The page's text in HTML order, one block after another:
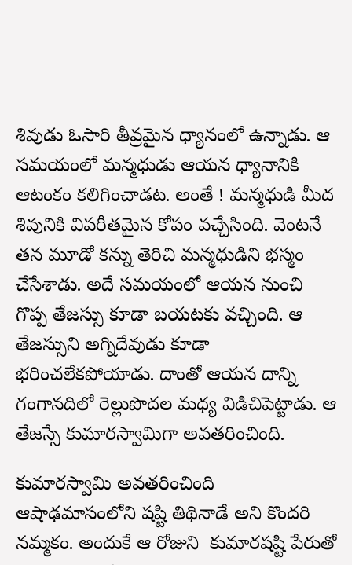
శివుడు ఓసారి తీవ్రమైన ధ్యానంలో ఉన్నాడు. ఆ
సమయంలో మన్మధుడు ఆయన ధ్యానానికి
ఆటంకం కలిగించాడట. అంతే ! మన్మధుడి మీద
శివునికి విపరీతమైన కోపం వచ్చేసింది. వెంటనే
తన మూడో కన్ను తెరిచి మన్మధుడిని భస్మం
చేసేశాడు. అదే సమయంలో ఆయన నుంచి
గొప్ప తేజస్సు కూడా బయటకు వచ్చింది. ఆ
తేజస్సుని అగ్నిదేవుడు కూడా
భరించలేకపోయాడు. దాంతో ఆయన దాన్ని
గంగానదిలో రెల్లుపొదల మధ్య విడిచిపెట్టాడు. ఆ
తేజస్సే కుమారస్వామిగా అవతరించింది.
కుమారస్వామి అవతరించింది
ఆషాఢమాసంలోని షష్టి తిథినాడే అని కొందరి
నమ్మకం. అందుకే ఆ రోజుని కుమారషష్టి పేరుతో